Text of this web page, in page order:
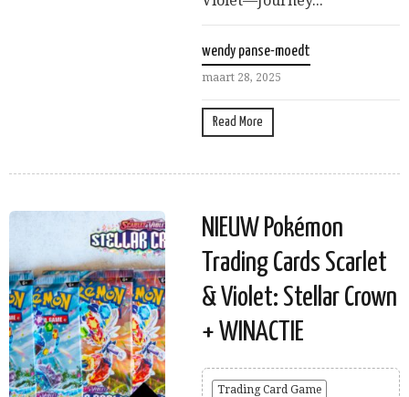
wendy panse-moedt
maart 28, 2025
Read More
NIEUW Pokémon
Trading Cards Scarlet
& Violet: Stellar Crown
+ WINACTIE
Trading Card Game